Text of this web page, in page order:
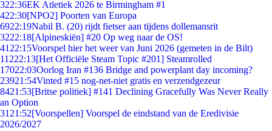
322:36EK Atletiek 2026 te Birmingham #1
422:30[NPO2] Poorten van Europa
6922:19Nabil B. (20) rijdt fietser aan tijdens dollemansrit
3222:18[Alpineskiën] #20 Op weg naar de OS!
41 22:15Voorspel hier het weer van Juni 2026 (gemeten in de Bilt)
11222:13[Het Officiële Steam Topic #201] Steamrolled
17022:03Oorlog Iran #136 Bridge and powerplant day incoming?
23921:54Vinted #15 nog-net-niet gratis en verzendgezeur
8421:53[Britse politiek] #141 Declining Gracefully Was Never Really
an Option
31 21:52[Voorspellen] Voorspel de eindstand van de Eredivisie
2026/2027